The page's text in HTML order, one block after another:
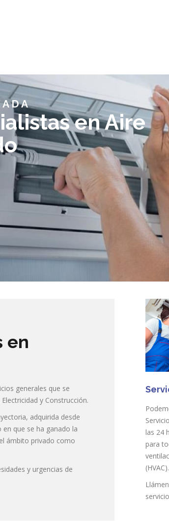
en Aire
en
generales que se
y Construcción.
adquirida desde
que se ha ganado la
ámbito privado como
y urgencias de
las 24
para
(HVAC).